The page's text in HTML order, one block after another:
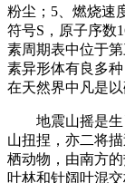
粉尘；5、燃烧速
符号S，原子序数
素周期表中位于
素异形体有良多
在天然界中凡是
地震山摇是生
山扭捏，亦二将
栖动物，由南方
叶林和针阔叶混